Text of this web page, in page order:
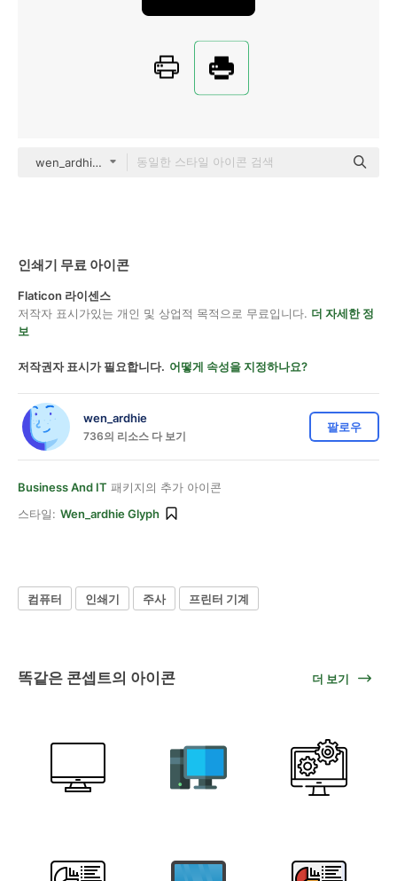
wen_ardhie Glyph
인쇄기 무료 아이콘
Flaticon 라이센스
저작자 표시가있는 개인 및 상업적 목적으로 무료입니다. 더 자세한 정
보
저작권자 표시가 필요합니다. 어떻게 속성을 지정하나요?
wen_ardhie
736의 리소스 다 보기
팔로우
Business And IT 패키지의 추가 아이콘
스타일: Wen_ardhie Glyph
컴퓨터 인쇄기 주사 프린터 기계
똑같은 콘셉트의 아이콘 더 보기